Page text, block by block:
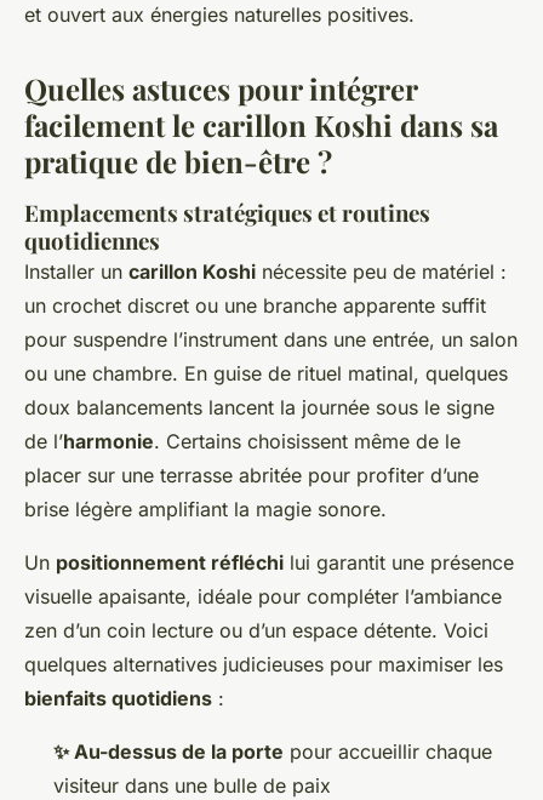
et ouvert aux énergies naturelles positives.
Quelles astuces pour intégrer
facilement le carillon Koshi dans sa
pratique de bien-être ?
Emplacements stratégiques et routines
quotidiennes
Installer un carillon Koshi nécessite peu de matériel :
un crochet discret ou une branche apparente suffit
pour suspendre l’instrument dans une entrée, un salon
ou une chambre. En guise de rituel matinal, quelques
doux balancements lancent la journée sous le signe
de l’harmonie. Certains choisissent même de le
placer sur une terrasse abritée pour profiter d’une
brise légère amplifiant la magie sonore.
Un positionnement réfléchi lui garantit une présence
visuelle apaisante, idéale pour compléter l’ambiance
zen d’un coin lecture ou d’un espace détente. Voici
quelques alternatives judicieuses pour maximiser les
bienfaits quotidiens :
✨ Au-dessus de la porte pour accueillir chaque
visiteur dans une bulle de paix